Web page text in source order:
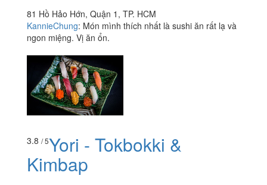
81 Hồ Hảo Hớn, Quận 1, TP. HCM
KannieChung: Món mình thích nhất là sushi ăn rất lạ và
ngon miệng. Vị ăn ổn.
3.8 / 5Yori - Tokbokki &
Kimbap